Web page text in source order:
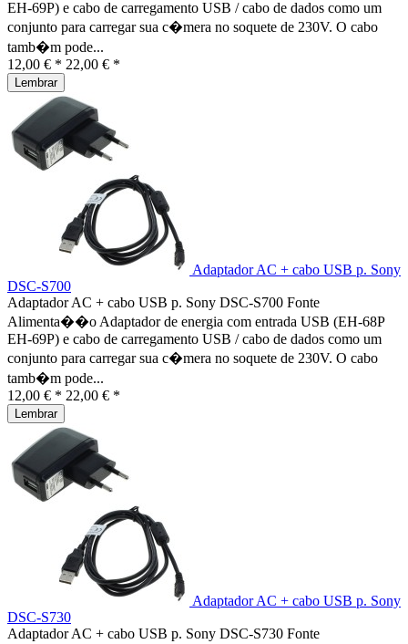
EH-69P) e cabo de carregamento USB / cabo de dados como um
conjunto para carregar sua c�mera no soquete de 230V. O cabo
tamb�m pode...
12,00 € * 22,00 € *
Lembrar
Adaptador AC + cabo USB p. Sony
DSC-S700
Adaptador AC + cabo USB p. Sony DSC-S700 Fonte
Alimenta��o Adaptador de energia com entrada USB (EH-68P
EH-69P) e cabo de carregamento USB / cabo de dados como um
conjunto para carregar sua c�mera no soquete de 230V. O cabo
tamb�m pode...
12,00 € * 22,00 € *
Lembrar
Adaptador AC + cabo USB p. Sony
DSC-S730
Adaptador AC + cabo USB p. Sony DSC-S730 Fonte